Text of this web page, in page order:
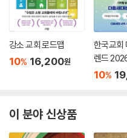
신이 처음 혹은 두 번째로 살펴봄
발견하기를 권한다.
- 데이브 퍼거슨 (커뮤니티크리스천
이 책의 초판은 전 세계 많은 교
데 이바지했다. 이 획기적인 책의
정판은 교회의 재활성화를 위한
강소 교회 로드맵
10% 16,200원
한국교회
렌드
10%
이 분야 신상품